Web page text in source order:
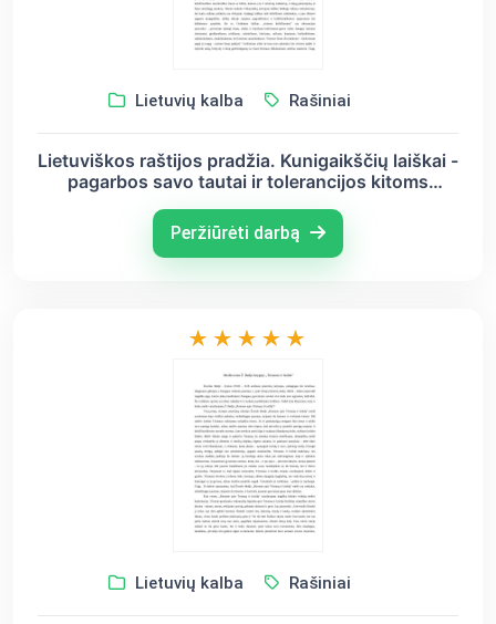
Lietuvių kalba Rašiniai
Lietuviškos raštijos pradžia. Kunigaikščių laiškai -
pagarbos savo tautai ir tolerancijos kitoms
Peržiūrėti darbą
Lietuvių kalba Rašiniai